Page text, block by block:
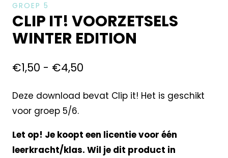
GROEP 5
CLIP IT! VOORZETSELS
WINTER EDITION
€1,50 - €4,50
Deze download bevat Clip it! Het is geschikt
voor groep 5/6.
Let op! Je koopt een licentie voor één
leerkracht/klas. Wil je dit product in